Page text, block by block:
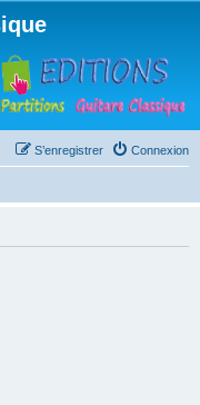
Connexion
S’enregistrer